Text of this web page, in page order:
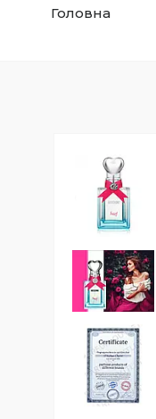
Головна